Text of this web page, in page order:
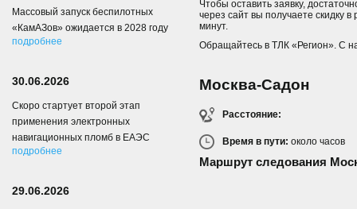
Чтобы оставить заявку,
через сайт вы получаете скидку
минут.
Обращайтесь в ТЛК «Регион». С
Москва-Садон
Расстояние:
Время в пути: около часов
Маршрут следования
Массовый запуск беспилотных
«КамАЗов» ожидается в 2028 году
подробнее
30.06.2026
Скоро стартует второй этап
применения электронных
навигационных пломб в ЕАЭС
подробнее
29.06.2026